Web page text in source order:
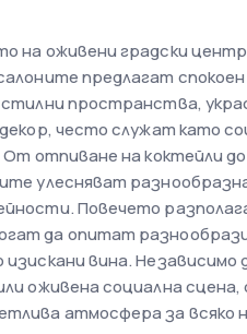
на оживени градски
предлагат
пространства,
често служат като
От отпиване на коктейли
улесняват
Повечето
да опитат
вина.
оживена социална
атмосфера за всяко